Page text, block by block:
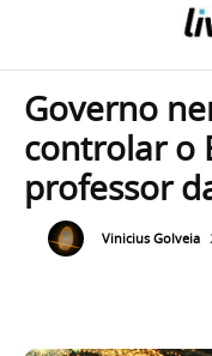
Governo
controlar o
professor
Vinicius Golveia